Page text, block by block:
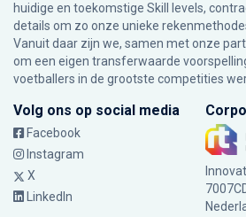
huidige en toekomstige Skill levels,
details om zo onze unieke
Vanuit daar zijn we, samen met onze
om een eigen transferwaarde
voetballers in de grootste competities
Volg ons op social media
Facebook
Instagram
X
LinkedIn